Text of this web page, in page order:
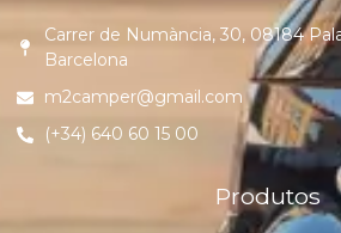
Carrer de Numància, 30, 08184
Barcelona
m2camper@gmail.com
(+34) 640 60 15 00
Produtos